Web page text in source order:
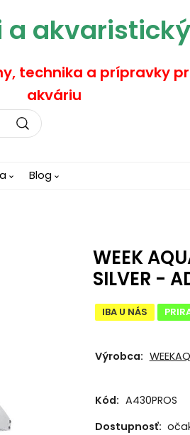
a
technika a prípravky
akváriu
Blog
WEEK
SILVER -
IBA U NÁS
Výrobca:
Kód: A430PROS
Dostupnosť: